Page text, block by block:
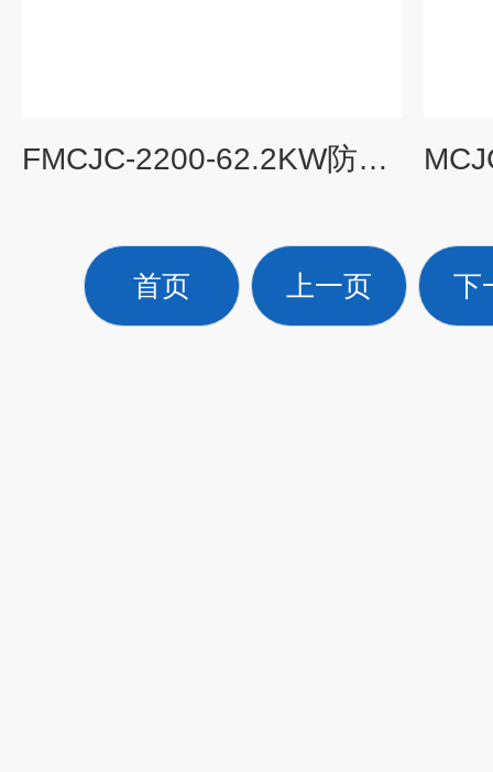
FMCJC-2200-62.2KW防爆集尘机打磨抛光切割防爆除尘器
首页 上一页 下